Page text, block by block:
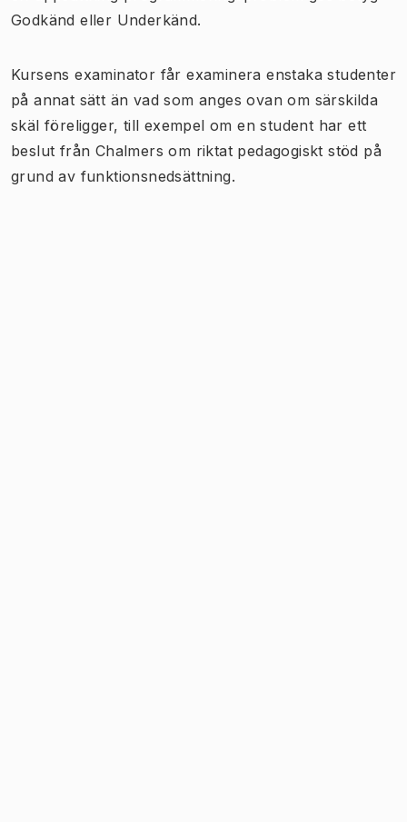
Godkänd eller Underkänd.
Kursens examinator får examinera enstaka studenter
på annat sätt än vad som anges ovan om särskilda
skäl föreligger, till exempel om en student har ett
beslut från Chalmers om riktat pedagogiskt stöd på
grund av funktionsnedsättning.